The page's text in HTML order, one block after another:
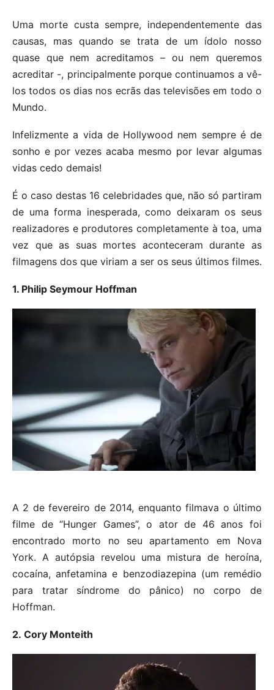
Uma morte custa sempre, independentemente das
causas, mas quando se trata de um ídolo nosso
quase que nem acreditamos – ou nem queremos
acreditar -, principalmente porque continuamos a vê-
los todos os dias nos ecrãs das televisões em todo o
Mundo.
Infelizmente a vida de Hollywood nem sempre é de
sonho e por vezes acaba mesmo por levar algumas
vidas cedo demais!
É o caso destas 16 celebridades que, não só partiram
de uma forma inesperada, como deixaram os seus
realizadores e produtores completamente à toa, uma
vez que as suas mortes aconteceram durante as
filmagens dos que viriam a ser os seus últimos filmes.
1. Philip Seymour Hoffman
A 2 de fevereiro de 2014, enquanto filmava o último
filme de “Hunger Games”, o ator de 46 anos foi
encontrado morto no seu apartamento em Nova
York. A autópsia revelou uma mistura de heroína,
cocaína, anfetamina e benzodiazepina (um remédio
para tratar síndrome do pânico) no corpo de
Hoffman.
2. Cory Monteith